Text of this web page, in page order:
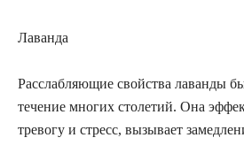
Лаванда
Расслабляющие свойства лаванды
течение многих столетий. Она
тревогу и стресс, вызывает